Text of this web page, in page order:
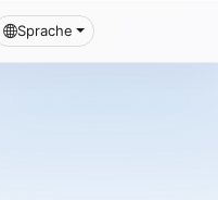
Sprache